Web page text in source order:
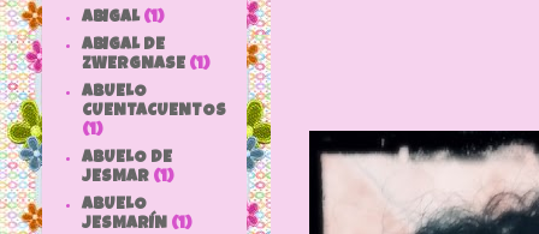
ABIGAL (1)
ABIGAL DE
ZWERGNASE (1)
ABUELO
CUENTACUENTOS
(1)
ABUELO DE
JESMAR (1)
ABUELO
JESMARÍN (1)